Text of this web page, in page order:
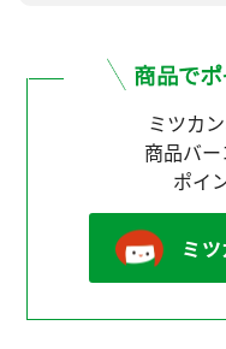
ミツカ
商品バ
ポイ
ミ